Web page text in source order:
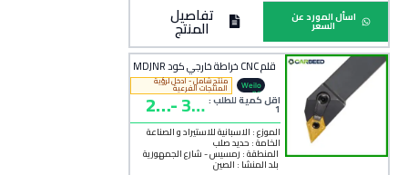
اسأل المورد عن
السعر تفاصيل
المنتج
قلم CNC خراطة خارجي كود MDJNR
Weilo
ng
منتج شامل - ادخل لرؤية
المنتجات الفرعية
اقل كمية للطلب :
1
30
0
-
24
0
الموزع : الاسبانية للاستيراد و الصناعة
الخامة : حديد صلب
المنطقة : رمسيس - شارع الجمهورية
بلد المنشأ : الصين